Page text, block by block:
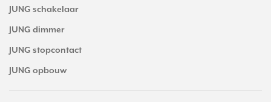
JUNG schakelaar
JUNG dimmer
JUNG stopcontact
JUNG opbouw